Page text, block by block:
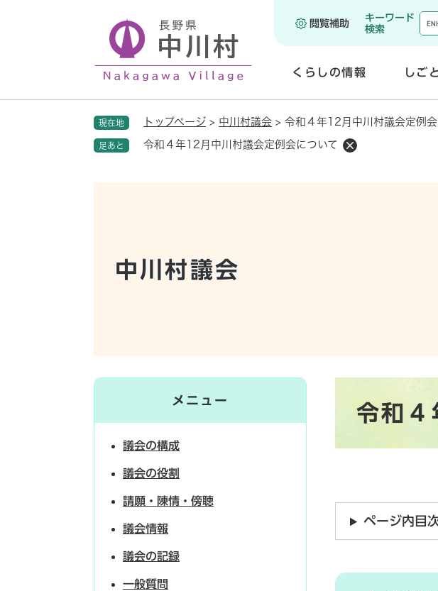
メ
閲覧補助
キーワード
検索
くらしの情報
く
しご
く
現在地 トップページ > 中川村議会 > 令和４年12月中川村議会定例
足あと 令和４年12月中川村議会定例会について
中川村議会
令和
ページ内目
メニュー
議会の構成
議会の役割
請願・陳情・傍聴
議会情報
議会の記録
一般質問